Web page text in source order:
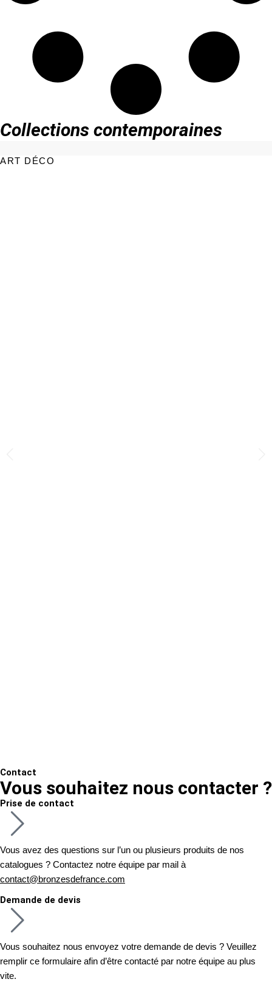
Collections contemporaines
ART DÉCO
Contact
Vous souhaitez nous contacter ?
Prise de contact
Vous avez des questions sur l’un ou plusieurs produits de nos
catalogues ? Contactez notre équipe par mail à
contact@bronzesdefrance.com
Demande de devis
Vous souhaitez nous envoyez votre demande de devis ? Veuillez
remplir ce formulaire afin d’être contacté par notre équipe au plus
vite.